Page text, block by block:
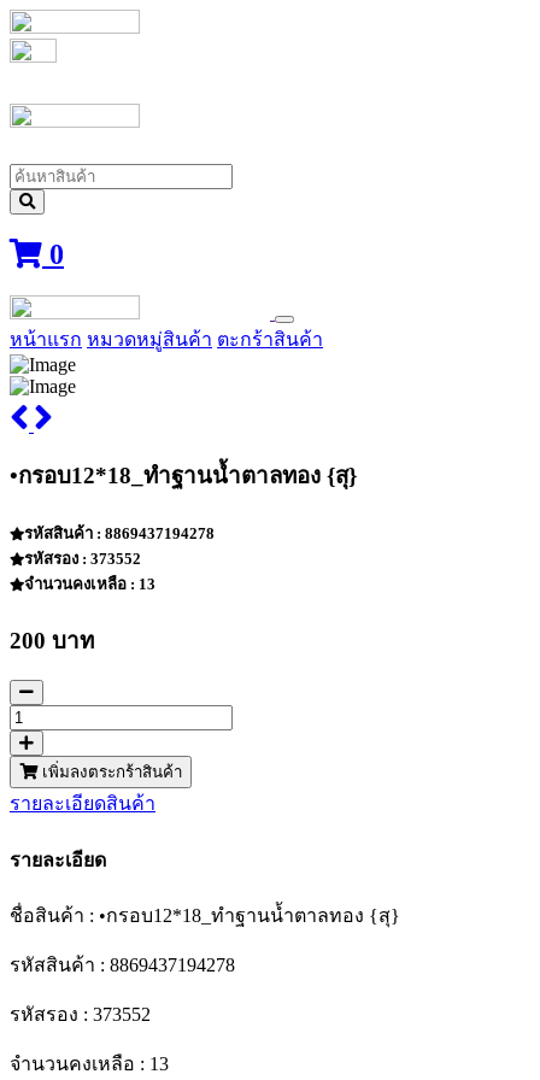
0
หน้าแรก หมวดหมู่สินค้า ตะกร้าสินค้า
•กรอบ12*18_ทำฐานน้ำตาลทอง {สุ}
รหัสสินค้า : 8869437194278
รหัสรอง : 373552
จำนวนคงเหลือ : 13
200 บาท
เพิ่มลงตระกร้าสินค้า
รายละเอียดสินค้า
รายละเอียด
ชื่อสินค้า : •กรอบ12*18_ทำฐานน้ำตาลทอง {สุ}
รหัสสินค้า : 8869437194278
รหัสรอง : 373552
จำนวนคงเหลือ : 13